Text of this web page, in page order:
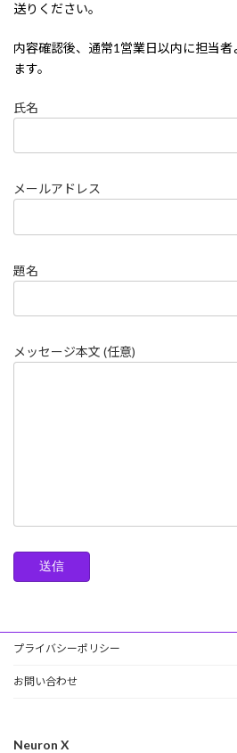
送りください。
内容確認後、通常1営業日以内に担当
ます。
氏名
メールアドレス
題名
メッセージ本文 (任意)
プライバシーポリシー
お問い合わせ
Neuron X